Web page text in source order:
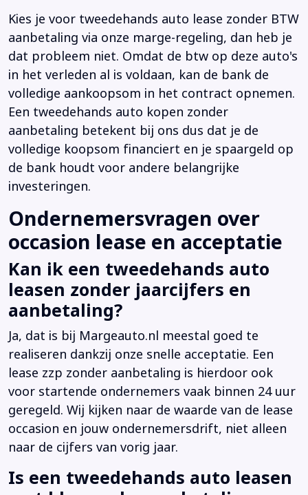
Kies je voor tweedehands auto lease zonder BTW
aanbetaling via onze marge-regeling, dan heb je
dat probleem niet. Omdat de btw op deze auto's
in het verleden al is voldaan, kan de bank de
volledige aankoopsom in het contract opnemen.
Een tweedehands auto kopen zonder
aanbetaling betekent bij ons dus dat je de
volledige koopsom financiert en je spaargeld op
de bank houdt voor andere belangrijke
investeringen.
Ondernemersvragen over
occasion lease en acceptatie
Kan ik een tweedehands auto
leasen zonder jaarcijfers en
aanbetaling?
Ja, dat is bij Margeauto.nl meestal goed te
realiseren dankzij onze snelle acceptatie. Een
lease zzp zonder aanbetaling is hierdoor ook
voor startende ondernemers vaak binnen 24 uur
geregeld. Wij kijken naar de waarde van de lease
occasion en jouw ondernemersdrift, niet alleen
naar de cijfers van vorig jaar.
Is een tweedehands auto leasen